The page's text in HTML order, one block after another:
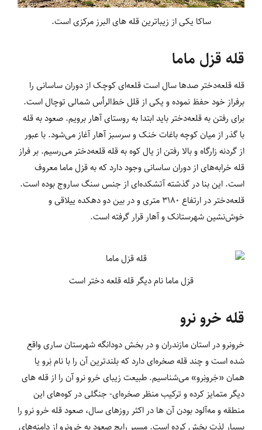
ساکا یکی از زیباترین قله های البرز مرکزی است.
قله قزل ماما
قله قلعه‌دختر صدها سال است قلعه‌ای کوچک از دوران ساسانی را
برفراز خود حفظ نموده و یکی از قلل خط‌الرأس شمالی توچال است.
برای رفتن به قلعه‌دختر باید ابتدا به روستای آهار برویم. صعود به قله
با گذر از میان کوچه باغات خنک و سرسبز آهار آغاز می‌شود. با عبور
از گردنه زارگاه و بالا رفتن از یال کوه به قله قلعه‌دختر می‌رسیم. بر فراز
قله خرابه‌ه‏ای از دوران ساسانی وجود دارد که به قزل ماما معروف
است. این بنا در گذشته آتشکده‌ای از جنس سنگ ساروج بوده است.
قلعه‌دختر در ارتفاع 3180 متری و در بین دو دهکده ییلاقی و
خوش‌نشین شهرستانک و آهار قرار گرفته است.
قزل ماما نام دیگر قله قلعه دختر است
قله خرو نرو
خرونرو در استان مازندران و در بخش دودانگه شهرستان ساری واقع
شده است و چند قله صخره‌ای دارد که بلندترین آن را با نام نِرو یا
همان «خِرونِرو» می‌شناسیم. طبیعت زیبای خرو نرو آن را از قله های
دیگر متمایز کرده و ترکیب منظر صخره‌ای- جنگلی در کوه‌های این
منطقه و مه‌آلود بودن آن ها در اکثر روزهای سال، صعود قله خرو نرو را
بسیار لذت بخش کرده است. مسیر رایج صعود به خرونرو از دامنه‌های